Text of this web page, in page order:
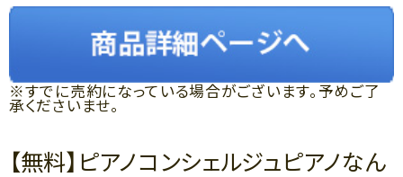
※すでに売約になっている場合がございます。予めご了
承くださいませ。
【無料】ピアノコンシェルジュピアノなん